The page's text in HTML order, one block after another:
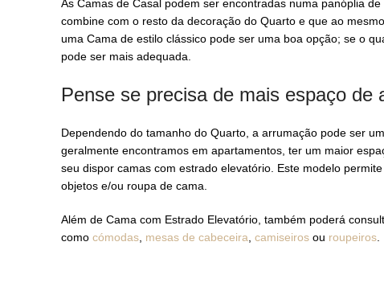
As Camas de Casal podem ser encontradas numa panóplia
combine com o resto da decoração do Quarto e que ao
uma Cama de estilo clássico pode ser uma boa opção; se o
pode ser mais adequada.
Pense se precisa de mais espaço de
Dependendo do tamanho do Quarto, a arrumação pode ser
geralmente encontramos em apartamentos, ter um maior
seu dispor camas com estrado elevatório. Este modelo
objetos e/ou roupa de cama.
Além de Cama com Estrado Elevatório, também poderá
como cómodas, mesas de cabeceira, camiseiros ou roupeiros.